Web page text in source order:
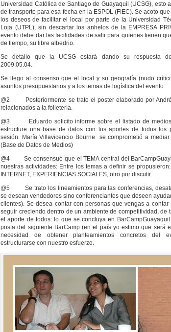
Universidad Católica de Santiago de Guayaquil (UCSG), esto
de transporte para esa fecha en la ESPOL (FIEC). Se acoto
los deseos de facilitar el local por parte de la Universidad
Loja (UTPL), sin descartar los anhelos de la EMPRESA
evento debe dar las facilidades de salir para quienes tienen
de tiempo, su libre albedrio.
Se detallo que la UCSG estará dando su respuesta
2009.05.04.
Se llego al consenso que el local y su geografía (nudo
asuntos presupuestarios y a los temas de logística del evento
@2 Posteriormente se trato el poster elaborado por
relacionados a la folletería.
@3 Eduardo solicito informe sobre el listado de medios
estructure una base de datos con los aportes de todos los
sesión. María Villavicencio Bourne se comprometió a
(Base de Datos de Medios)
@4 Se consensuó que el TEMA central del
nuestras actividades: Entre los temas a definir se
INTERNET, EXPERIENCIAS SOCIALES, otro por discutir.
@5 Se trato los lineamientos para las conferencias,
se desean vendedores sino conferenciantes que deseen
clientes). Se desea contar con personas que vengas a contar
seguir creciendo dentro de un ambiente de competitividad, de
el aporte de todos: lo que se concluya en
posta del siguiente BarCamp (en el país yo estimo que será
necesidad de obtener planteamientos concretos del
estructurarse con nuestro esfuerzo.